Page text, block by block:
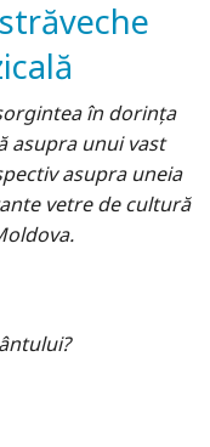
în dorința
asupra unui vast
asupra uneia
vetre de cultură